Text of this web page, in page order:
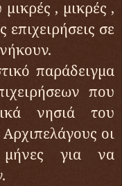
μικρές , μικρές ,
επιχειρήσεις σε
παράδειγμα
που
νησιά του
οι
μήνες για να